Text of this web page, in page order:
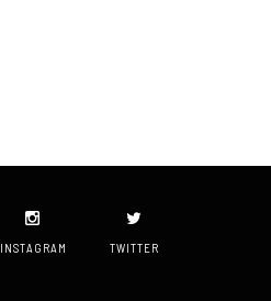
INSTAGRAM TWITTER